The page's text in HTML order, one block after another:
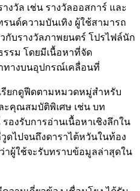
งวัล เช่น รางวัลออสการ์ และ
รนด์ความบันเทิง ผู้ใช้สามารถ
กับรางวัลภาพยนตร์ โปรไฟล์นัก
รม โดยมีเนื้อหาที่จัด
ทางบนอุปกรณ์เคลื่อนที่
รียกดูฟีดตามหมวดหมู่สำหรับ
ะคุณสมบัติพิเศษ เช่น บท
องรับการอ่านเนื้อหาเชิงลึกใน
ดไปจนถึงดาราไต้หวันในท้อง
าผู้ใช้จะรับทราบข้อมูลล่าสุดใน